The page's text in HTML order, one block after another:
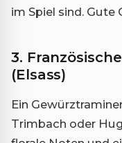
im Spiel sind.
3.
(Elsass)
Ein
Trimbach oder